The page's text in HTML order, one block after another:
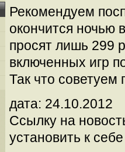
Рекомендуем
окончится ночью
просят лишь 299
включенных игр
Так что советуем
дата: 24.10.2012
Ссылку на
установить к